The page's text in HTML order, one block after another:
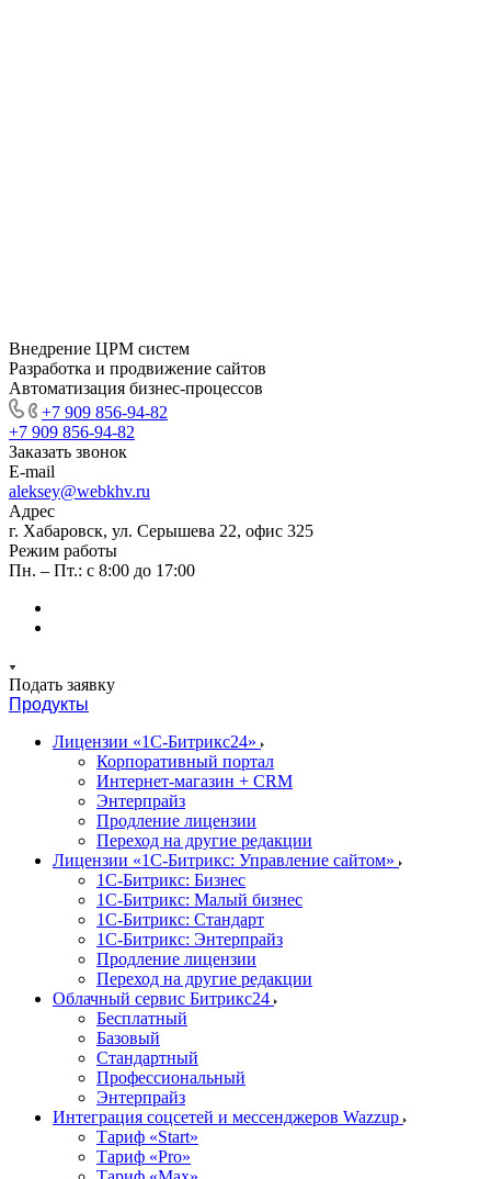
Внедрение ЦРМ систем
Разработка и продвижение сайтов
Автоматизация бизнес-процессов
+7 909 856-94-82
+7 909 856-94-82
Заказать звонок
E-mail
aleksey@webkhv.ru
Адрес
г. Хабаровск, ул. Серышева 22, офис 325
Режим работы
Пн. – Пт.: с 8:00 до 17:00
Подать заявку
Продукты
Лицензии «1С-Битрикс24»
Корпоративный портал
Интернет-магазин + CRM
Энтерпрайз
Продление лицензии
Переход на другие редакции
Лицензии «1С-Битрикс: Управление сайтом»
1С-Битрикс: Бизнес
1С-Битрикс: Малый бизнес
1С-Битрикс: Стандарт
1С-Битрикс: Энтерпрайз
Продление лицензии
Переход на другие редакции
Облачный сервис Битрикс24
Бесплатный
Базовый
Стандартный
Профессиональный
Энтерпрайз
Интеграция соцсетей и мессенджеров Wazzup
Тариф «Start»
Тариф «Pro»